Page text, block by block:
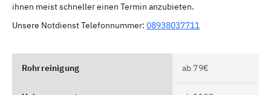
ihnen meist schneller einen Termin anzubieten.
Unsere Notdienst Telefonnummer: 08938037711
Rohrreinigung ab 79€